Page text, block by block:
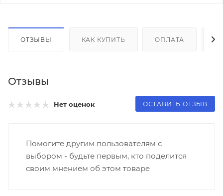
ОТЗЫВЫ КАК КУПИТЬ ОПЛАТА
Отзывы
Нет оценок ОСТАВИТЬ ОТЗЫВ
Помогите другим пользователям с
выбором - будьте первым, кто поделится
своим мнением об этом товаре